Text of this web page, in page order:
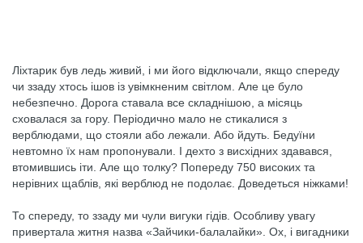
Ліхтарик був ледь живий, і ми його відключали, якщо спереду
чи ззаду хтось ішов із увімкненим світлом. Але це було
небезпечно. Дорога ставала все складнішою, а місяць
сховалася за гору. Періодично мало не стикалися з
верблюдами, що стояли або лежали. Або йдуть. Бедуїни
невтомно їх нам пропонували. І дехто з висхідних здавався,
втомившись іти. Але що толку? Попереду 750 високих та
нерівних щаблів, які верблюд не подолає. Доведеться ніжками!
То спереду, то ззаду ми чули вигуки гідів. Особливу увагу
привертала житня назва «Зайчики-балалайки». Ох, і вигадники